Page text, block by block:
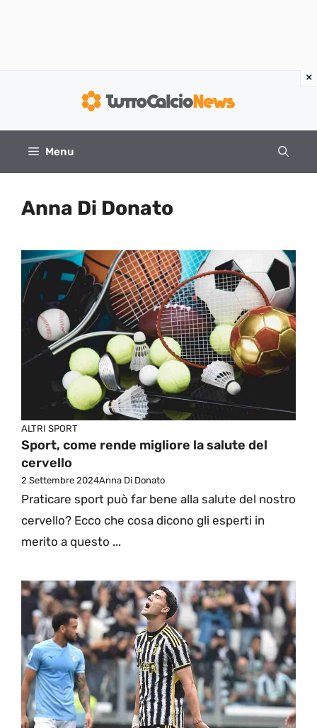
Menu
Anna Di Donato
ALTRI SPORT
Sport, come rende migliore la salute del
cervello
2 Settembre 2024Anna Di Donato
Praticare sport può far bene alla salute del nostro
cervello? Ecco che cosa dicono gli esperti in
merito a questo ...